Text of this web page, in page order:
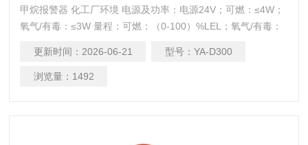
甲烷报警器 化工厂环境 电源及功率：电源24V；可燃：≤4W；
氧气/有毒：≤3W 量程：可燃：（0-100）%LEL；氧气/有毒：
感器决定） 小读数：可燃：1% LEL；有毒：0.1μmol/mol(由传
感器决定)
更新时间： 2026-06-21 型号： YA-D300
浏览量： 1492